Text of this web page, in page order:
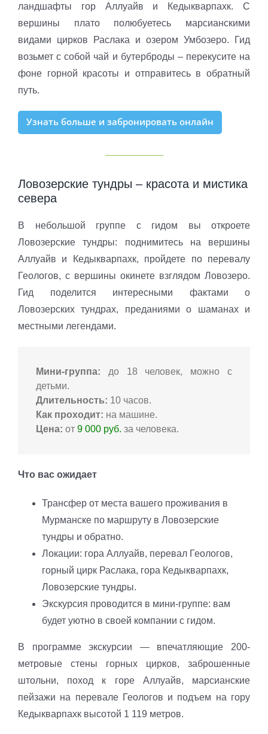
ландшафты гор Аллуайв и Кедыкварпахк. С
вершины плато полюбуетесь марсианскими
видами цирков Раслака и озером Умбозеро. Гид
возьмет с собой чай и бутерброды – перекусите на
фоне горной красоты и отправитесь в обратный
путь.
Узнать больше и забронировать онлайн
Ловозерские тундры – красота и мистика
севера
В небольшой группе с гидом вы откроете
Ловозерские тундры: поднимитесь на вершины
Аллуайв и Кедыкварпахк, пройдете по перевалу
Геологов, с вершины окинете взглядом Ловозеро.
Гид поделится интересными фактами о
Ловозерских тундрах, преданиями о шаманах и
местными легендами.
Мини-группа: до 18 человек, можно с
детьми.
Длительность: 10 часов.
Как проходит: на машине.
Цена: от 9 000 руб. за человека.
Что вас ожидает
Трансфер от места вашего проживания в
Мурманске по маршруту в Ловозерские
тундры и обратно.
Локации: гора Аллуайв, перевал Геологов,
горный цирк Раслака, гора Кедыкварпахк,
Ловозерские тундры.
Экскурсия проводится в мини-группе: вам
будет уютно в своей компании с гидом.
В программе экскурсии — впечатляющие 200-
метровые стены горных цирков, заброшенные
штольни, поход к горе Аллуайв, марсианские
пейзажи на перевале Геологов и подъем на гору
Кедыкварпахк высотой 1 119 метров.